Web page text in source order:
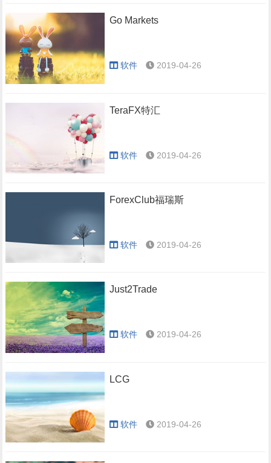
Go Markets
软件 2019-04-26
TeraFX特汇
软件 2019-04-26
ForexClub福瑞斯
软件 2019-04-26
Just2Trade
软件 2019-04-26
LCG
软件 2019-04-26